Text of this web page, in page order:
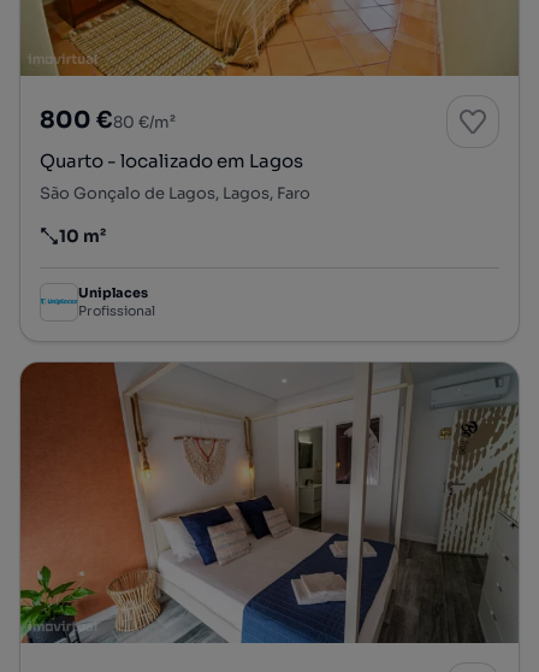
800 €80 €/m²
Quarto - localizado em Lagos
São Gonçalo de Lagos, Lagos, Faro
Preço por metro quadrado
10 m²
Uniplaces
Profissional